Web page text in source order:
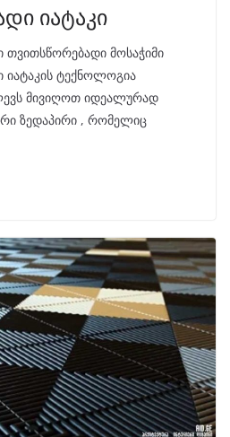
იატაკი
თვითსწორებადი მოსაჭიმი
იატაკის ტექნოლოგია
მივიღოთ იდეალურად
ზედაპირი , რომელიც